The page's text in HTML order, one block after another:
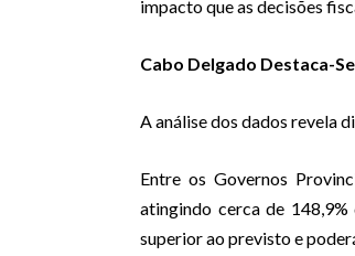
impacto que as decisões
Cabo Delgado Destaca-
A análise dos dados revela
Entre os Governos
atingindo cerca de
superior ao previsto e